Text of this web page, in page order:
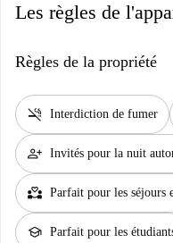
Les règles de
Règles de la propriété
smoke_free Interdiction de fumer
person_add Invités pour la nuit
partner_heart Parfait pour les séjours
school Parfait pour les